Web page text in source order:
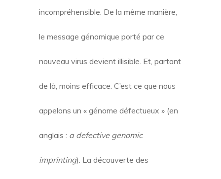
incompréhensible. De la même manière,
le message génomique porté par ce
nouveau virus devient illisible. Et, partant
de là, moins efficace. C’est ce que nous
appelons un « génome défectueux » (en
anglais : a defective genomic
imprinting). La découverte des